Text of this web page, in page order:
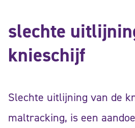
slechte
knieschijf
Slechte uitlijning van de
maltracking, is een